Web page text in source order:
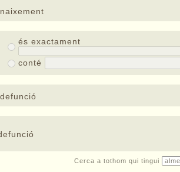
és exactament
conté
Cerca a tothom qui tingui